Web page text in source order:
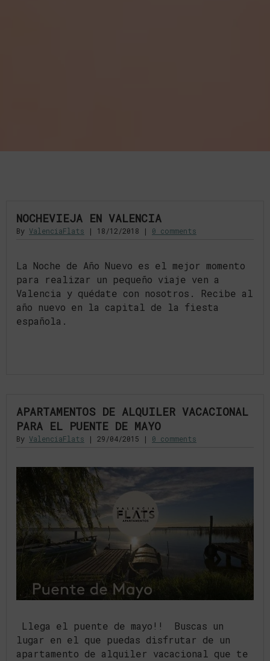
NOCHEVIEJA EN VALENCIA
By ValenciaFlats | 18/12/2018 | 0 comments
La Noche de Año Nuevo es el mejor momento
para realizar un pequeño viaje ven a
Valencia y quédate con nosotros. Recibe al
año nuevo en la capital de la fiesta
española.
APARTAMENTOS DE ALQUILER VACACIONAL
PARA EL PUENTE DE MAYO
By ValenciaFlats | 29/04/2015 | 0 comments
Llega el puente de mayo!! Buscas un
lugar en el que puedas disfrutar de un
apartamento de alquiler vacacional que te